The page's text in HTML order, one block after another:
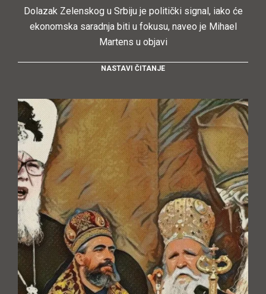
Dolazak Zelenskog u Srbiju je politički signal, iako će
ekonomska saradnja biti u fokusu, naveo je Mihael
Martens u objavi
NASTAVI ČITANJE